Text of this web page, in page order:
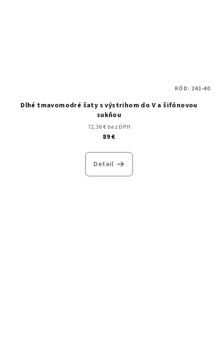
Dlhé tmavomodré šaty s výstrihom do V a šifónovou
sukňou
72,36 € bez DPH
89 €
Detail
KÓD: 241-40